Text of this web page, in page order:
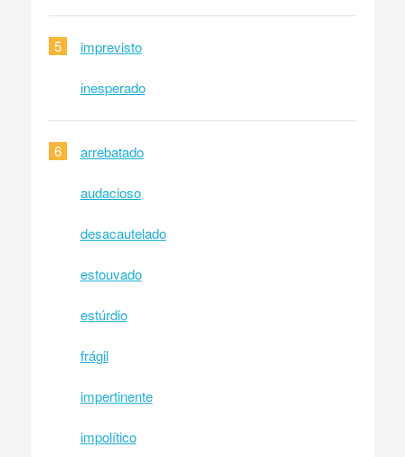
5 imprevisto
inesperado
6 arrebatado
audacioso
desacautelado
estouvado
estúrdio
frágil
impertinente
impolítico